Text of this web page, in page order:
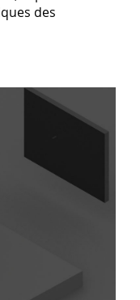
des